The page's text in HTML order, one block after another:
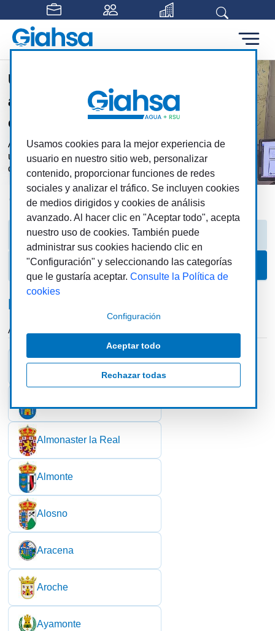
Saltar al contenido principal
Un equipo comprometido
al servicio de los
ciudadanos
Atendemos las necesidades de nuestros
usuarios asegurando una gestión eficiente y
cercana
Giahsa Giahsa Nosotros Municipios
Historia Estructura Dirección
Organigrama Municipios
Municipios
A
Alájar
Almonaster la Real
Almonte
Alosno
Aracena
Aroche
Ayamonte
Usamos cookies para la mejor experiencia de
usuario en nuestro sitio web, personalizar
contenido, proporcionar funciones de redes
sociales y analizar el tráfico. Se incluyen cookies
de medios dirigidos y cookies de análisis
avanzado. Al hacer clic en "Aceptar todo", acepta
nuestro uso de cookies. También puede
administrar sus cookies haciendo clic en
"Configuración" y seleccionando las categorías
que le gustaría aceptar. Consulte la Política de
cookies
Configuración
Aceptar todo
Rechazar todas